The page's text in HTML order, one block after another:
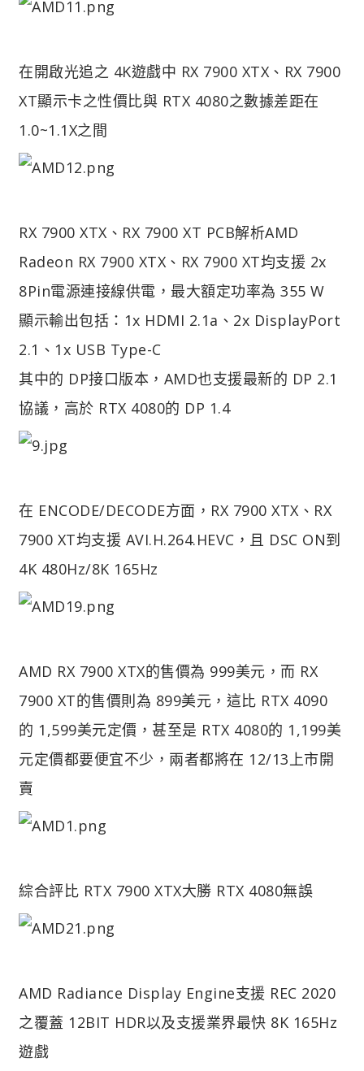
在開啟光追之 4K遊戲中 RX 7900 XTX、RX 7900
XT顯示卡之性價比與 RTX 4080之數據差距在
1.0~1.1X之間
RX 7900 XTX、RX 7900 XT PCB解析AMD
Radeon RX 7900 XTX、RX 7900 XT均支援 2x
8Pin電源連接線供電，最大額定功率為 355 W
顯示輸出包括：1x HDMI 2.1a、2x DisplayPort
2.1、1x USB Type-C
其中的 DP接口版本，AMD也支援最新的 DP 2.1
協議，高於 RTX 4080的 DP 1.4
在 ENCODE/DECODE方面，RX 7900 XTX、RX
7900 XT均支援 AVI.H.264.HEVC，且 DSC ON到
4K 480Hz/8K 165Hz
AMD RX 7900 XTX的售價為 999美元，而 RX
7900 XT的售價則為 899美元，這比 RTX 4090
的 1,599美元定價，甚至是 RTX 4080的 1,199美
元定價都要便宜不少，兩者都將在 12/13上市開
賣
綜合評比 RTX 7900 XTX大勝 RTX 4080無誤
AMD Radiance Display Engine支援 REC 2020
之覆蓋 12BIT HDR以及支援業界最快 8K 165Hz
遊戲